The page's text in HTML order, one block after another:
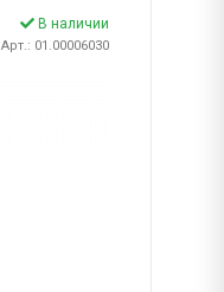
В наличии
Арт.: 01.00006030